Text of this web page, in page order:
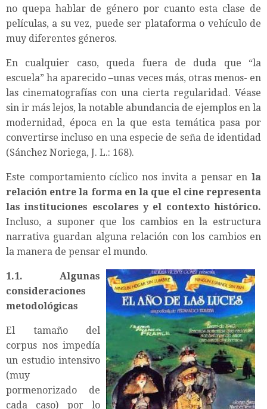
no quepa hablar de género por cuanto esta clase de
películas, a su vez, puede ser plataforma o vehículo de
muy diferentes géneros.
En cualquier caso, queda fuera de duda que “la
escuela” ha aparecido –unas veces más, otras menos- en
las cinematografías con una cierta regularidad. Véase
sin ir más lejos, la notable abundancia de ejemplos en la
modernidad, época en la que esta temática pasa por
convertirse incluso en una especie de seña de identidad
(Sánchez Noriega, J. L.: 168).
Este comportamiento cíclico nos invita a pensar en la
relación entre la forma en la que el cine representa
las instituciones escolares y el contexto histórico.
Incluso, a suponer que los cambios en la estructura
narrativa guardan alguna relación con los cambios en
la manera de pensar el mundo.
1.1. Algunas
consideraciones
metodológicas
El tamaño del
corpus nos impedía
un estudio intensivo
(muy
pormenorizado de
cada caso) por lo